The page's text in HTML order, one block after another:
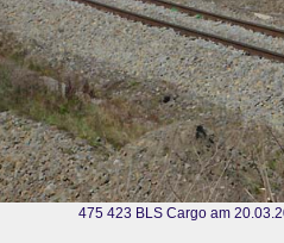
475 423 BLS Cargo am